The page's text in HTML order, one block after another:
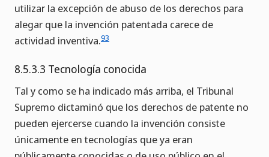
utilizar la excepción de abuso de los derechos para
alegar que la invención patentada carece de
actividad inventiva.93
8.5.3.3 Tecnología conocida
Tal y como se ha indicado más arriba, el Tribunal
Supremo dictaminó que los derechos de patente no
pueden ejercerse cuando la invención consiste
únicamente en tecnologías que ya eran